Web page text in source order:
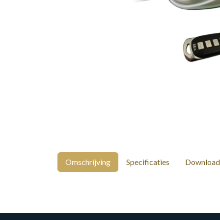
Omschrijving Specificaties